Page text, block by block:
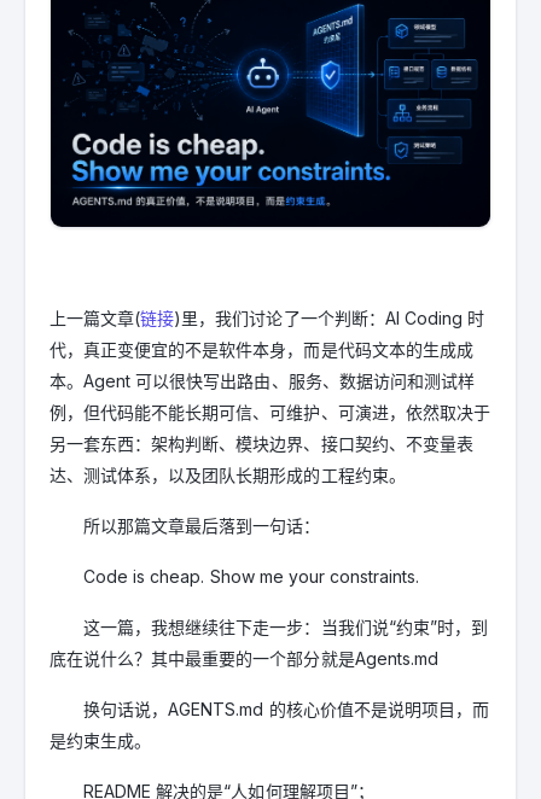
上一篇文章(链接)里，我们讨论了一个判断：AI Coding 时
代，真正变便宜的不是软件本身，而是代码文本的生成成
本。Agent 可以很快写出路由、服务、数据访问和测试样
例，但代码能不能长期可信、可维护、可演进，依然取决于
另一套东西：架构判断、模块边界、接口契约、不变量表
达、测试体系，以及团队长期形成的工程约束。
所以那篇文章最后落到一句话：
Code is cheap. Show me your constraints.
这一篇，我想继续往下走一步：当我们说“约束”时，到
底在说什么？其中最重要的一个部分就是Agents.md
换句话说，AGENTS.md 的核心价值不是说明项目，而
是约束生成。
README 解决的是“人如何理解项目”；